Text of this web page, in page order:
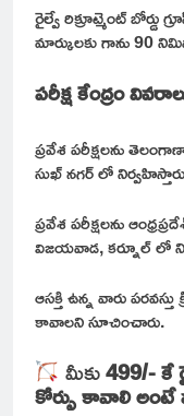
రైల్వే రిక్రూట్మెంట్ బోర్డు
మార్కులకు గాను 90
పరీక్ష కేంద్రం
ప్రవేశ పరీక్షలను
సుఖ్ నగర్ లో
ప్రవేశ పరీక్షలను
విజయవాడ, కర్నూల్ లో
ఆసక్తి ఉన్న వారు
కావాలని సూచించారు.
మీకు499/- కే
కోర్సు కావాలి